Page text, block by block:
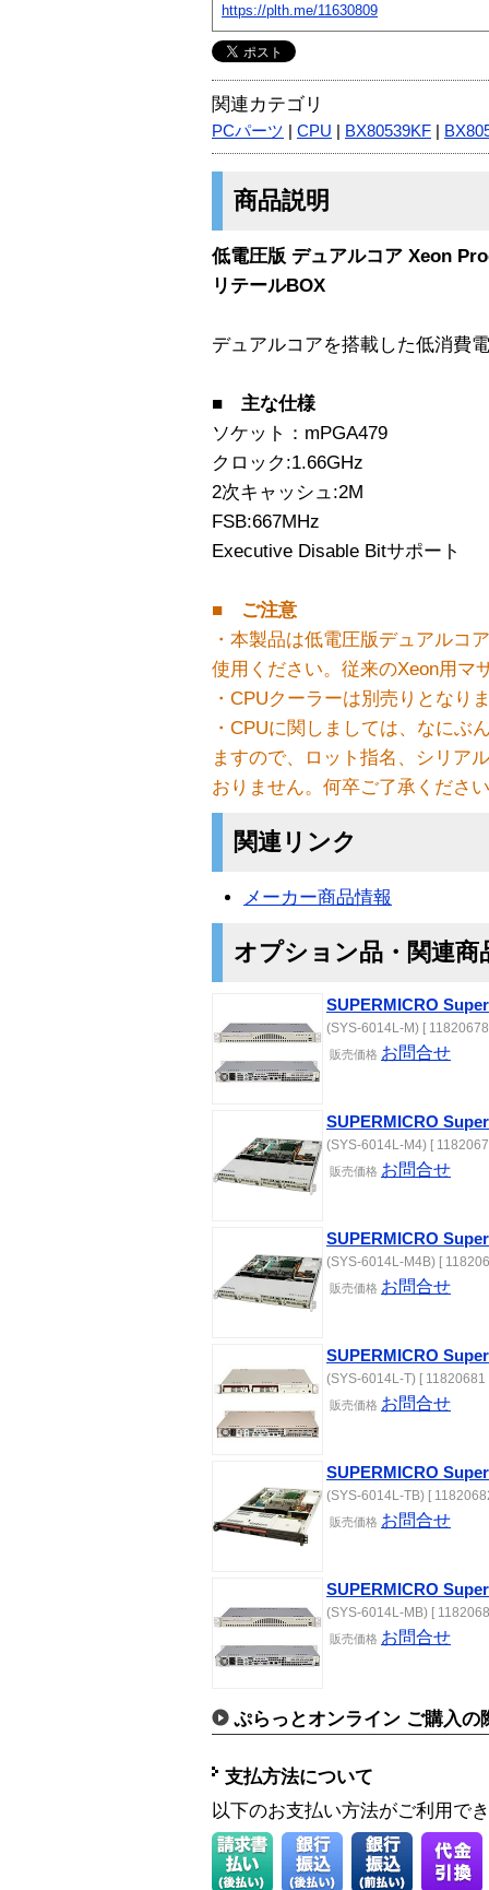
https://plth.me/11630809
関連カテゴリ
PCパーツ CPU BX80539KF
商品説明
低電圧版 デュアルコア Xeon
リテールBOX
デュアルコアを搭載した低消費
■ 主な仕様
ソケット：mPGA479
クロック:1.66GHz
2次キャッシュ:2M
FSB:667MHz
Executive Disable Bitサポート
■ ご注意
・本製品は低電圧版デュアルコ
使用ください。従来のXeon用マ
・CPUクーラーは別売りとなり
・CPUに関しましては、なにぶ
ますので、ロット指名、シリア
おりません。何卒ご了承くださ
関連リンク
メーカー商品情報
オプション品・関連商
SUPERMICRO
(SYS-6014L-M) [
販売価格 お問合せ
SUPERMICRO
(SYS-6014L-M4) [
販売価格 お問合せ
SUPERMICRO
(SYS-6014L-M4B) [
販売価格 お問合せ
SUPERMICRO
(SYS-6014L-T) [ 11820681
販売価格 お問合せ
SUPERMICRO
(SYS-6014L-TB) [
販売価格 お問合せ
SUPERMICRO
(SYS-6014L-MB) [
販売価格 お問合せ
ぷらっとオンライン ご購入の
支払方法について
以下のお支払い方法がご利用で